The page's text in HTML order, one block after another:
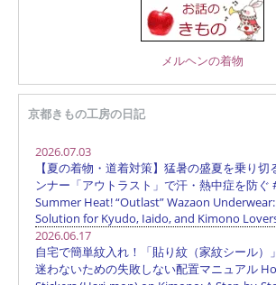
メルヘンの着物
京都きもの工房の日記